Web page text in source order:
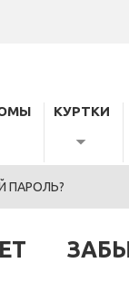
КУРТКИ
ПАРОЛЬ?